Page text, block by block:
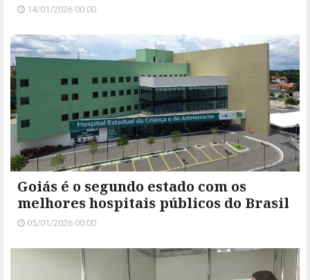
14/01/2026 00:00
Goiás é o segundo estado com os
melhores hospitais públicos do Brasil
05/01/2026 00:00